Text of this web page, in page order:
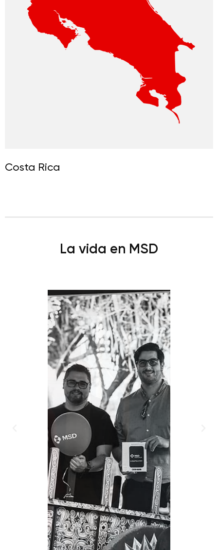
Costa Rica
La vida en MSD